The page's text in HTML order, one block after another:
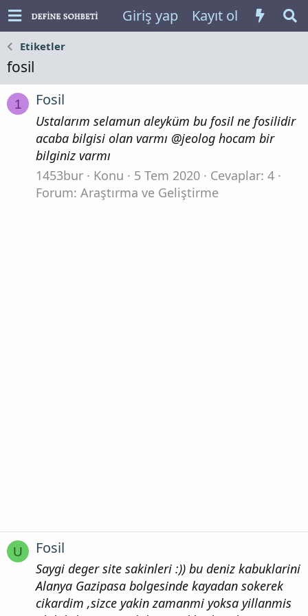
Giriş yap Kayıt ol
Etiketler
fosil
1 Fosil
Ustalarım selamun aleyküm bu fosil ne fosilidir
acaba bilgisi olan varmı @jeolog hocam bir
bilginiz varmı
1453bur
Konu 5 Tem 2020
Cevaplar: 4
Forum: Araştırma ve Geliştirme
U Fosil
Saygi deger site sakinleri :)) bu deniz kabuklarini
Alanya Gazipasa bolgesinde kayadan sokerek
cikardim ,sizce yakin zamanmi yoksa yillanmis